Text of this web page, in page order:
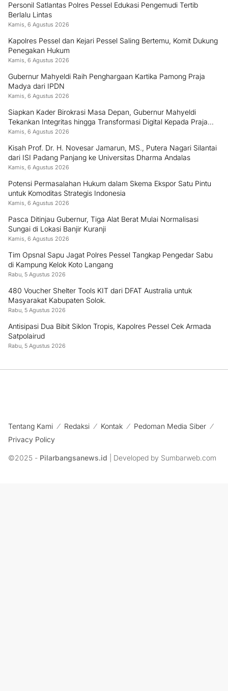
Personil Satlantas Polres Pessel Edukasi Pengemudi Tertib
Berlalu Lintas
Kamis, 6 Agustus 2026
Kapolres Pessel dan Kejari Pessel Saling Bertemu, Komit Dukung
Penegakan Hukum
Kamis, 6 Agustus 2026
Gubernur Mahyeldi Raih Penghargaan Kartika Pamong Praja
Madya dari IPDN
Kamis, 6 Agustus 2026
Siapkan Kader Birokrasi Masa Depan, Gubernur Mahyeldi
Tekankan Integritas hingga Transformasi Digital Kepada Praja
IPDN Asal Sumbar
Kamis, 6 Agustus 2026
Kisah Prof. Dr. H. Novesar Jamarun, MS., Putera Nagari Silantai
dari ISI Padang Panjang ke Universitas Dharma Andalas
Kamis, 6 Agustus 2026
Potensi Permasalahan Hukum dalam Skema Ekspor Satu Pintu
untuk Komoditas Strategis Indonesia
Kamis, 6 Agustus 2026
Pasca Ditinjau Gubernur, Tiga Alat Berat Mulai Normalisasi
Sungai di Lokasi Banjir Kuranji
Kamis, 6 Agustus 2026
Tim Opsnal Sapu Jagat Polres Pessel Tangkap Pengedar Sabu
di Kampung Kelok Koto Langang
Rabu, 5 Agustus 2026
480 Voucher Shelter Tools KIT dari DFAT Australia untuk
Masyarakat Kabupaten Solok.
Rabu, 5 Agustus 2026
Antisipasi Dua Bibit Siklon Tropis, Kapolres Pessel Cek Armada
Satpolairud
Rabu, 5 Agustus 2026
Tentang Kami Redaksi Kontak
Pedoman Media Siber
Privacy Policy
©2025 - Pilarbangsanews.id | Developed by Sumbarweb.com